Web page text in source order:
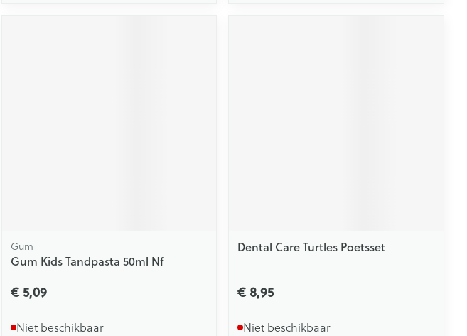
Gum
Gum Kids Tandpasta 50ml Nf
€ 5,09
Niet beschikbaar
Dental Care Turtles Poetsset
€ 8,95
Niet beschikbaar